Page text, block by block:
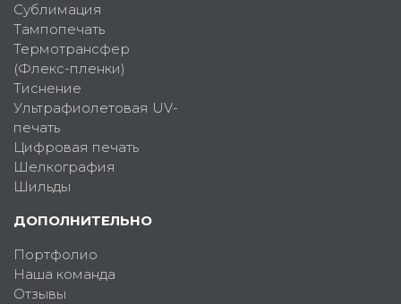
Сублимация
Тампопечать
Термотрансфер
(Флекс-пленки)
Тиснение
Ультрафиолетовая UV-
печать
Цифровая печать
Шелкография
Шильды
ДОПОЛНИТЕЛЬНО
Портфолио
Наша команда
Отзывы